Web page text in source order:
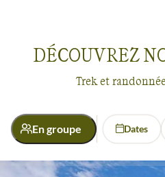
DÉCOUVREZ
Trek et
En groupe Dates